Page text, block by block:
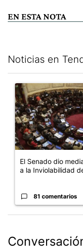
EN ESTA NOTA
Noticias en
Un artículo de
El Senado dio
a la Inviolabilidad
81 comentarios